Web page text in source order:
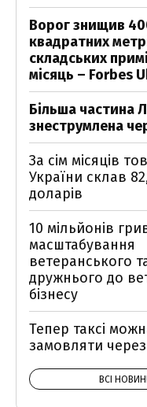
Ворог знищив
квадратних
складських
місяць – Forbes
Більша частина
знеструмлена
За сім місяців
України склав
доларів
10 мільйонів
масштабування
ветеранського
дружнього до
бізнесу
Тепер таксі
замовляти
ВСІ